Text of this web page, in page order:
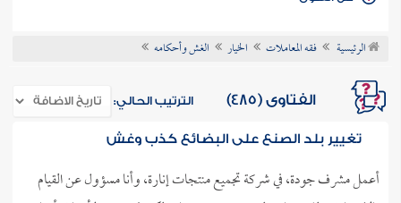
مختارات الفتاوى
الفتوى
الرئيسية فقه المعاملات الخيار الغش وأحكامه
الفتاوى (485) الترتيب الحالي:
تغيير بلد الصنع على البضائع كذب وغش
أعمل مشرف جودة، في شركة تجميع منتجات إنارة، وأنا مسؤول عن القيام